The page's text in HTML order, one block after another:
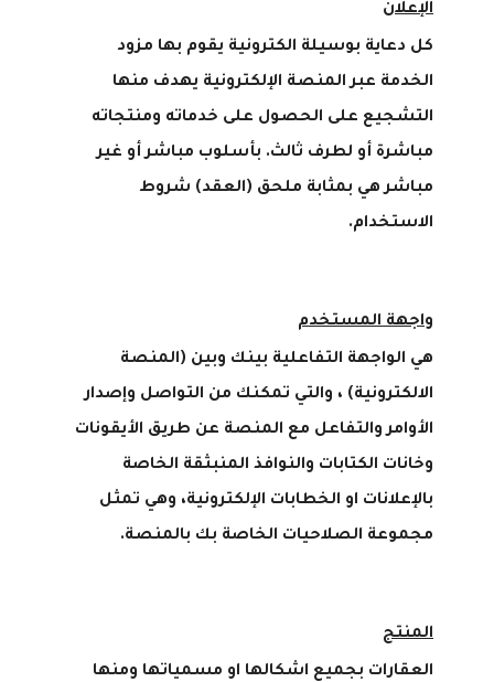
الإعلان
كل دعاية بوسيلة الكترونية يقوم بها مزود
الخدمة عبر المنصة الإلكترونية يهدف منها
التشجيع على الحصول على خدماته ومنتجاته
مباشرة أو لطرف ثالث. بأسلوب مباشر أو غير
مباشر هي بمثابة ملحق (العقد) شروط
الاستخدام.
واجهة المستخدم
هي الواجهة التفاعلية بينك وبين (المنصة
الالكترونية) ، والتي تمكنك من التواصل وإصدار
الأوامر والتفاعل مع المنصة عن طريق الأيقونات
وخانات الكتابات والنوافذ المنبثقة الخاصة
بالإعلانات او الخطابات الإلكترونية، وهي تمثل
مجموعة الصلاحيات الخاصة بك بالمنصة.
المنتج
العقارات بجميع اشكالها او مسمياتها ومنها